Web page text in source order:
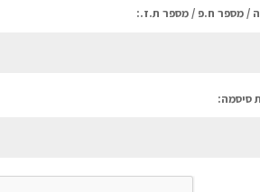
/ מספר ח.פ / מספר ת.ז.:
סיסמה: